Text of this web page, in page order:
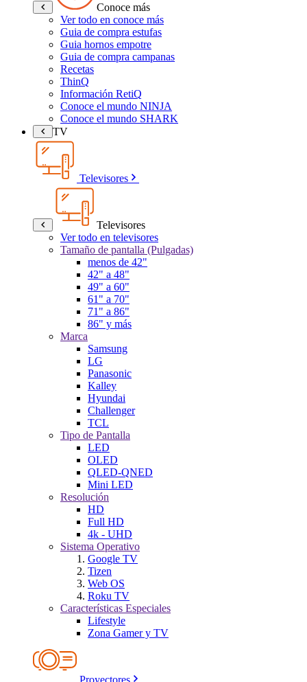
Conoce más
Ver todo en conoce más
Guia de compra estufas
Guia hornos empotre
Guia de compra campanas
Recetas
ThinQ
Información RetiQ
Conoce el mundo NINJA
Conoce el mundo SHARK
TV
Televisores
Televisores
Ver todo en televisores
Tamaño de pantalla (Pulgadas)
menos de 42"
42" a 48"
49" a 60"
61" a 70"
71" a 86"
86" y más
Marca
Samsung
LG
Panasonic
Kalley
Hyundai
Challenger
TCL
Tipo de Pantalla
LED
OLED
QLED-QNED
Mini LED
Resolución
HD
Full HD
4k - UHD
Sistema Operativo
Google TV
Tizen
Web OS
Roku TV
Características Especiales
Lifestyle
Zona Gamer y TV
Proyectores